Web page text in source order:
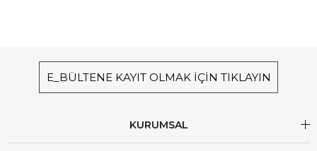
E_BÜLTENE KAYIT OLMAK İÇİN TIKLAYIN
KURUMSAL